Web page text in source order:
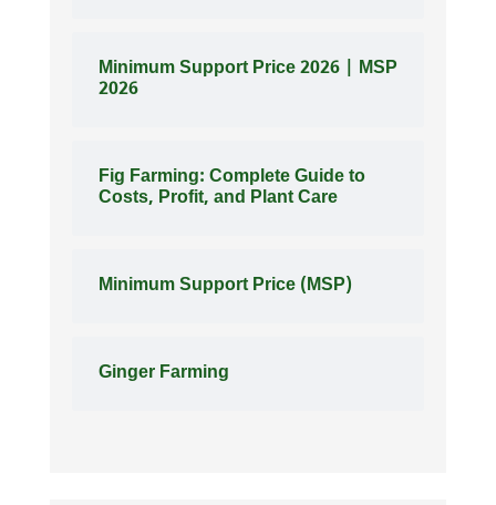
Minimum Support Price 2026 | MSP
2026
Fig Farming: Complete Guide to
Costs, Profit, and Plant Care
Minimum Support Price (MSP)
Ginger Farming